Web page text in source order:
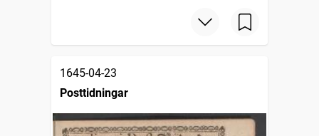
1645-04-23
Posttidningar